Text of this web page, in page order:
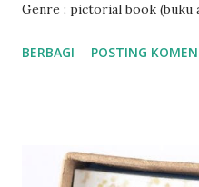
Genre : pictorial book (buku
aplikasi Ipusnas ❤❤❤
BERBAGI POSTING